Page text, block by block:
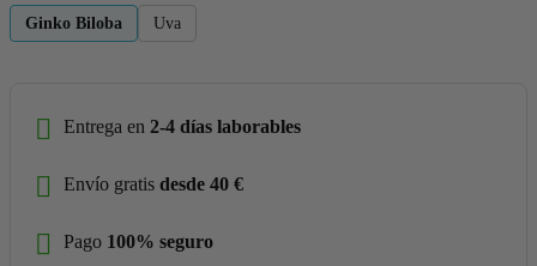
Ginko Biloba Uva
Entrega en 2-4 días laborables
Envío gratis desde 40 €
Pago 100% seguro